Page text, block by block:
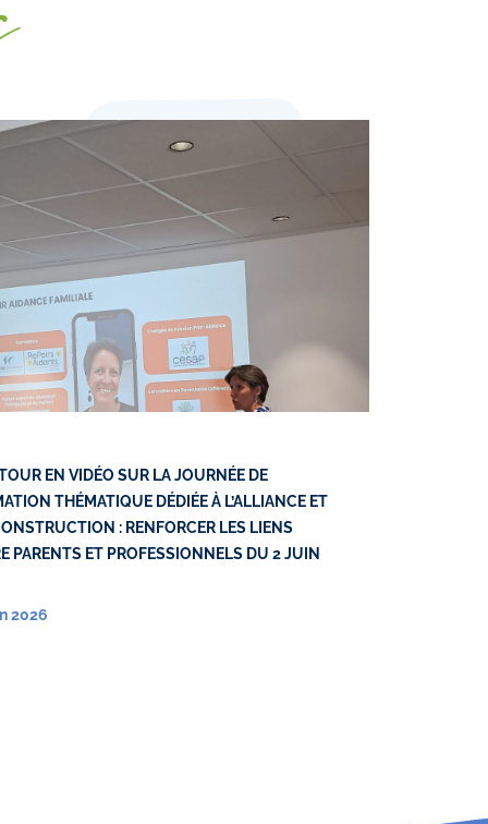
EN VIDÉO SUR LA JOURNÉE DE
THÉMATIQUE DÉDIÉE À L’ALLIANCE ET
: RENFORCER LES LIENS
PARENTS ET PROFESSIONNELS DU 2 JUIN
2026